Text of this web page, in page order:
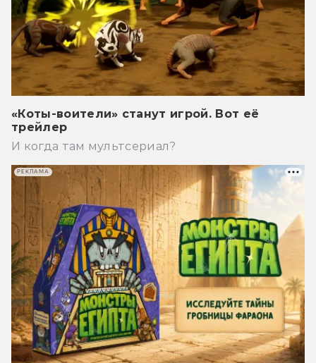
«Коты-воители» станут игрой. Вот её
трейлер
И когда там мультсериал?
РЕКЛАМА